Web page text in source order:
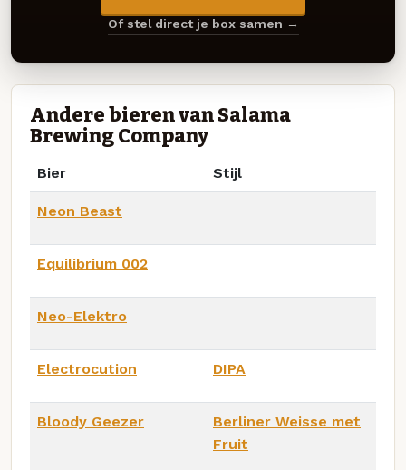
Of stel direct je box samen →
Andere bieren van Salama
Brewing Company
Bier Stijl
Neon Beast
Equilibrium 002
Neo-Elektro
Electrocution DIPA
Bloody Geezer
Berliner Weisse met
Fruit